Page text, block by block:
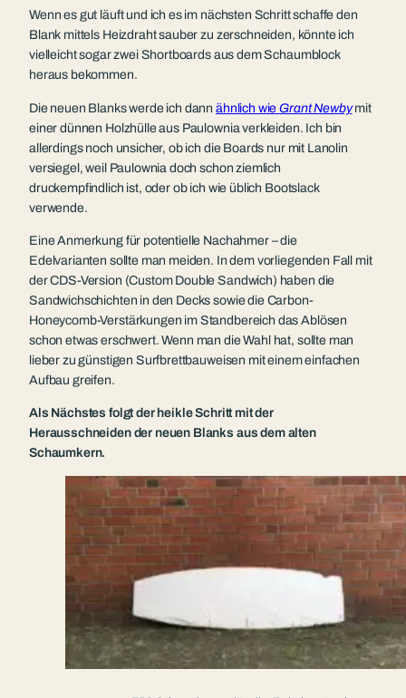
Wenn es gut läuft und ich es im nächsten Schritt schaffe den
Blank mittels Heizdraht sauber zu zerschneiden, könnte ich
vielleicht sogar zwei Shortboards aus dem Schaumblock
heraus bekommen.
Die neuen Blanks werde ich dannähnlich wieGrant Newbymit
einer dünnen Holzhülle aus Paulownia verkleiden. Ich bin
allerdings noch unsicher, ob ich die Boards nur mit Lanolin
versiegel, weil Paulownia doch schon ziemlich
druckempfindlich ist, oder ob ich wie üblich Bootslack
verwende.
Eine Anmerkung für potentielle Nachahmer – die
Edelvarianten sollte man meiden. In dem vorliegenden Fall mit
der CDS-Version (Custom Double Sandwich) haben die
Sandwichschichten in den Decks sowie die Carbon-
Honeycomb-Verstärkungen im Standbereich das Ablösen
schon etwas erschwert. Wenn man die Wahl hat, sollte man
lieber zu günstigen Surfbrettbauweisen mit einem einfachen
Aufbau greifen.
Als Nächstes folgt der heikle Schritt mit der
Herausschneiden der neuen Blanks aus dem alten
Schaumkern.